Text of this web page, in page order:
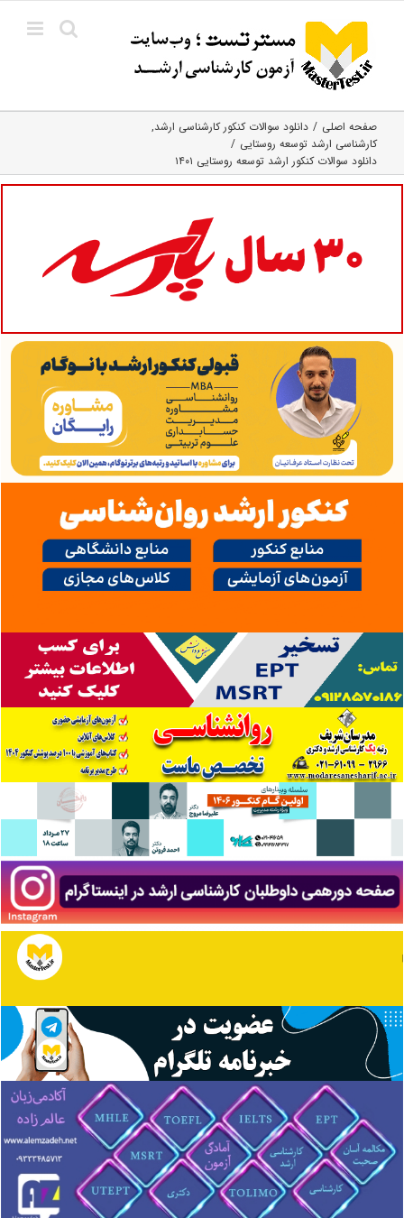
content
صفحه اصلی
دانلود سوالات کنکور کارشناسی ارشد
کارشناسی ارشد توسعه روستایی
دانلود سوالات کنکور ارشد توسعه روستایی ۱۴۰۱